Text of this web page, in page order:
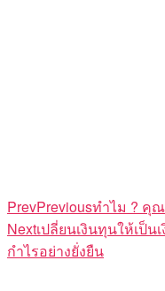
PrevPreviousทำไม ? คุณ
Nextเปลี่ยนเงินทุนให้เป็น
กำไรอย่างยั่งยืน